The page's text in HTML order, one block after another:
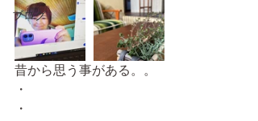
ブログ
昔から思う事がある。。
・
・